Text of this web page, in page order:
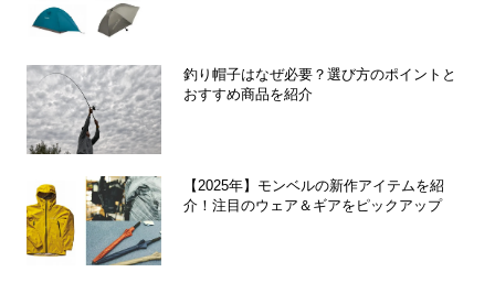
釣り帽子はなぜ必要？選び方のポイントと
おすすめ商品を紹介
【2025年】モンベルの新作アイテムを紹
介！注目のウェア＆ギアをピックアップ